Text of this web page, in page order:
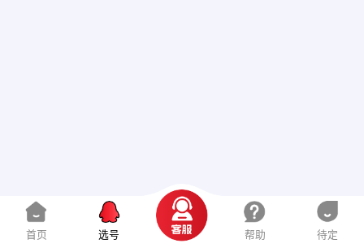
首页 选号 帮助 待定